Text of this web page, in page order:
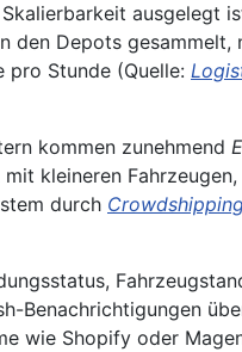
ausgelegt
den Depots
pro Stunde (Quelle:
kommen zunehmend
kleineren
durch
Benachrichtigungen
wie Shopify oder